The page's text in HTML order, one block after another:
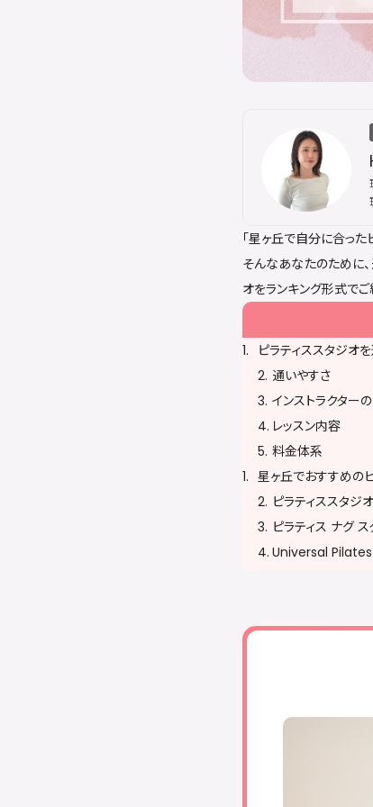
「星ヶ丘で自分に合った
そんなあなたのために
オをランキング形式でご
ピラティススタジオ
通いやすさ
インストラクター
レッスン内容
料金体系
星ヶ丘でおすすめの
ピラティススタジ
ピラティス ナグ
Universal Pilates
STUDIO LUNA 星
8fit 星空ヶ丘（星
ピラティススタジオ
服装・持ち物に注